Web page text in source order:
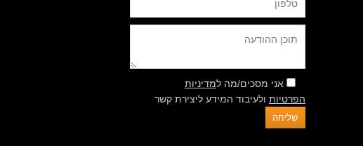
אני מסכים/מה למדיניות
הפרטיות ולעיבוד המידע ליצירת קשר